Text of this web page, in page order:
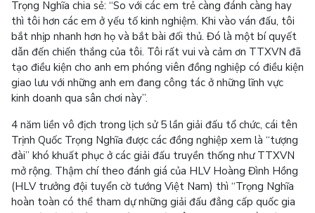
Trọng Nghĩa chia sẻ: “So với các em trẻ càng đánh càng hay
thì tôi hơn các em ở yếu tố kinh nghiệm. Khi vào ván đấu, tôi
bắt nhịp nhanh hơn họ và bắt bài đối thủ. Đó là một bí quyết
dẫn đến chiến thắng của tôi. Tôi rất vui và cảm ơn TTXVN đã
tạo điều kiện cho anh em phóng viên đồng nghiệp có điều kiện
giao lưu với những anh em đang công tác ở những lĩnh vực
kinh doanh qua sân chơi này”.
4 năm liền vô địch trong lịch sử 5 lần giải đấu tổ chức, cái tên
Trịnh Quốc Trọng Nghĩa được các đồng nghiệp xem là “tượng
đài” khó khuất phục ở các giải đấu truyền thống như TTXVN
mở rộng. Thậm chí theo đánh giá của HLV Hoàng Đình Hồng
(HLV trưởng đội tuyển cờ tướng Việt Nam) thì “Trọng Nghĩa
hoàn toàn có thể tham dự những giải đấu đẳng cấp quốc gia